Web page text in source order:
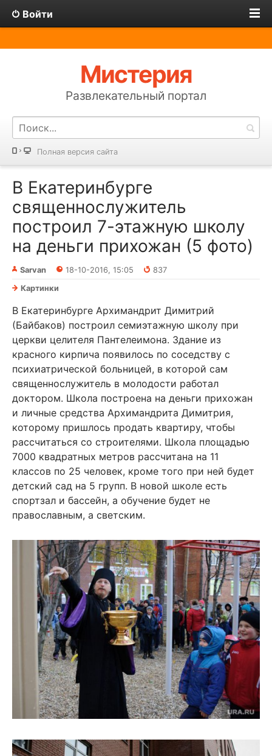
Войти
Мистерия
Развлекательный портал
Полная версия сайта
В Екатеринбурге
священнослужитель
построил 7-этажную школу
на деньги прихожан (5 фото)
Sarvan 18-10-2016, 15:05
837
Картинки
В Екатеринбурге Архимандрит Димитрий
(Байбаков) построил семиэтажную школу при
церкви целителя Пантелеимона. Здание из
красного кирпича появилось по соседству с
психиатрической больницей, в которой сам
священнослужитель в молодости работал
доктором. Школа построена на деньги прихожан
и личные средства Архимандрита Димитрия,
которому пришлось продать квартиру, чтобы
рассчитаться со строителями. Школа площадью
7000 квадратных метров рассчитана на 11
классов по 25 человек, кроме того при ней будет
детский сад на 5 групп. В новой школе есть
спортзал и бассейн, а обучение будет не
православным, а светским.